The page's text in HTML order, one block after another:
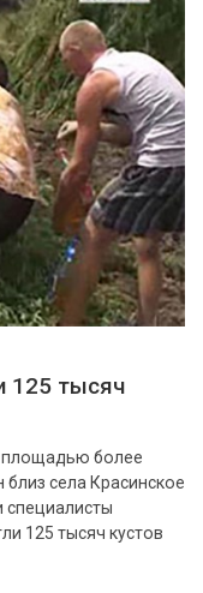
125 тысяч
площадью более
села Красинское
специалисты
125 тысяч кустов